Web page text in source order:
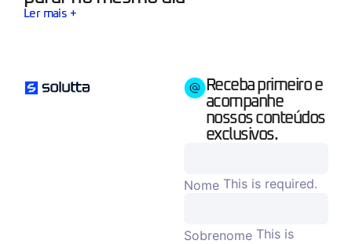
Ler mais +
Receba primeiro e
acompanhe
nossos conteúdos
exclusivos.
Nome This is required.
Sobrenome This is